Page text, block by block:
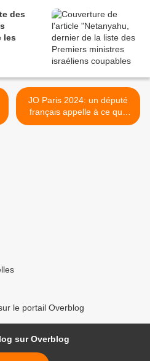
des
les
JO Paris 2024: un député
français appelle à ce que
les athlètes israéliens
le portail Overblog
sur Overblog